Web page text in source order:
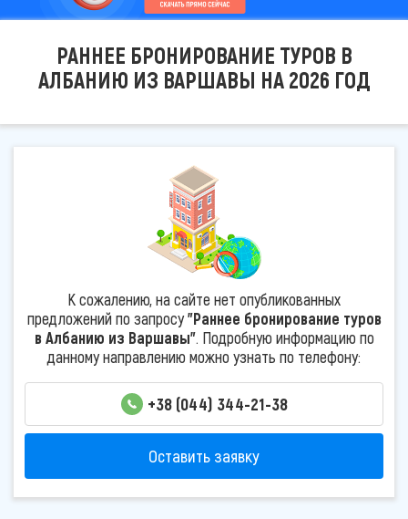
РАННЕЕ БРОНИРОВАНИЕ ТУРОВ В
АЛБАНИЮ ИЗ ВАРШАВЫ НА 2026 ГОД
К сожалению, на сайте нет опубликованных
предложений по запросу"Раннее бронирование туров
в Албанию из Варшавы". Подробную информацию по
данному направлению можно узнать по телефону:
+38 (044) 344-21-38
Оставить заявку